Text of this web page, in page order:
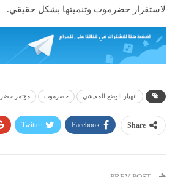
لاستقرار حضرموت وتنميتها بشكل حقيقي.
انهيار الوضع المعيشي حضرموت مؤتمر
Share
Facebook
Twitter